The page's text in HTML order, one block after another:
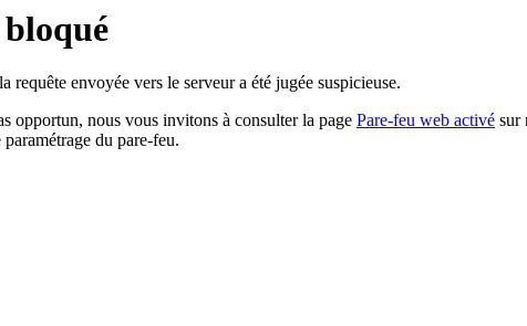
bloqué
envoyée vers le serveur a été jugée suspicieuse.
opportun, nous vous invitons à consulter la page Pare-feu web activé sur
du pare-feu.